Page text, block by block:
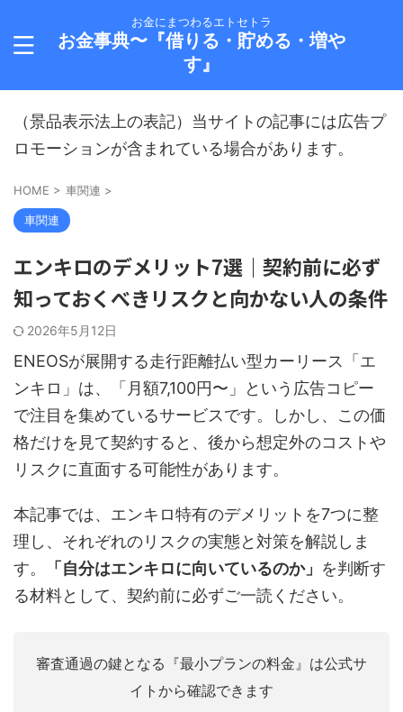
お金にまつわるエトセトラ
お金事典〜『借りる・貯める・増や
す』
（景品表示法上の表記）当サイトの記事には広告プ
ロモーションが含まれている場合があります。
HOME > 車関連 >
車関連
エンキロのデメリット7選｜契約前に必ず
知っておくべきリスクと向かない人の条件
2026年5月12日
ENEOSが展開する走行距離払い型カーリース「エ
ンキロ」は、「月額7,100円〜」という広告コピー
で注目を集めているサービスです。しかし、この価
格だけを見て契約すると、後から想定外のコストや
リスクに直面する可能性があります。
本記事では、エンキロ特有のデメリットを7つに整
理し、それぞれのリスクの実態と対策を解説しま
す。
「自分はエンキロに向いているのか」 を判断す
る材料として、契約前に必ずご一読ください。
審査通過の鍵となる『最小プランの料金』は公式サ
イトから確認できます